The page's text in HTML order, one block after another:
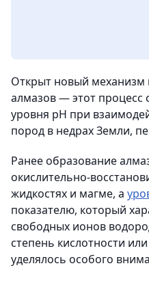
Открыт новый механизм
алмазов — этот процесс
уровня pH при
пород в недрах Земли,
Ранее образование
окислительно-
жидкостях и магме, а
показателю, который
свободных ионов
степень кислотности
уделялось особого